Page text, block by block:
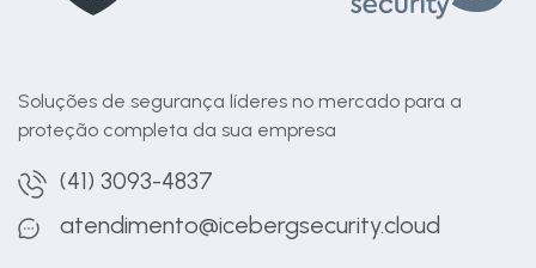
Soluções de segurança líderes no mercado para a
proteção completa da sua empresa
(41) 3093-4837
atendimento@icebergsecurity.cloud